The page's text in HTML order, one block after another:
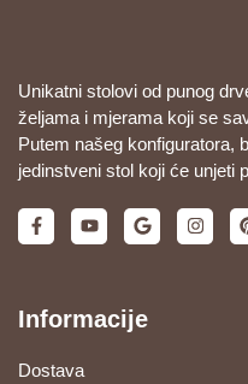
Unikatni stolovi od punog
željama i mjerama koji se
Putem našeg konfiguratora,
jedinstveni stol koji će unjeti
Informacije
Dostava